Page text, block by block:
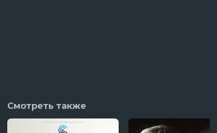
Смотреть также